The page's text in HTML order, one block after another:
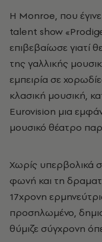
Η Monroe, που
talent show
επιβεβαίωσε γιατί
της γαλλικής
εμπειρία σε
κλασική μουσική,
Eurovision μια
μουσικό θέατρο
Χωρίς υπερβολικά
φωνή και τη
17χρονη
προσηλωμένο,
θύμιζε σύγχρονη